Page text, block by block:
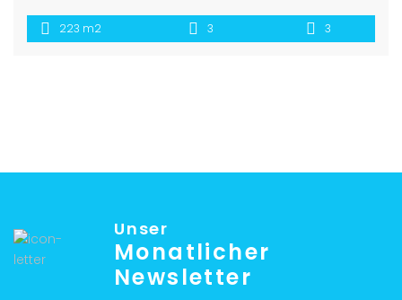
223 m2 3 3
Unser
Monatlicher
Newsletter